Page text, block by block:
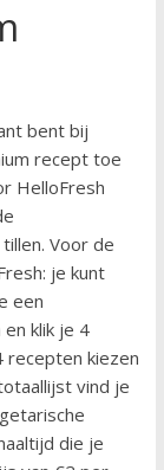
bent bij
recept toe
HelloFresh
Voor de
je kunt
een
klik je 4
recepten kiezen
vind je
die je